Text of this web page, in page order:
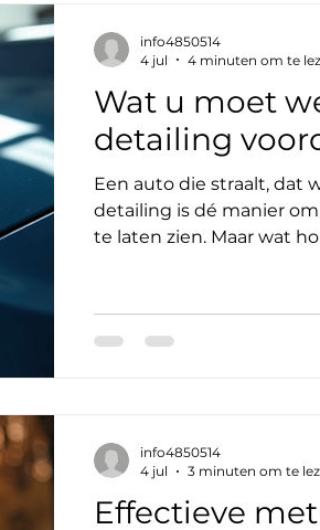
kiezen voor diensten
vraagt
Wat u moet
detailing
Een auto die straalt, dat
detailing is dé manier
te laten zien. Maar wat
ontdekt de voordelen,
jouw auto kan
info4850514
4 jul
4 minuten om te
Effectieve
info4850514
4 jul
3 minuten om te